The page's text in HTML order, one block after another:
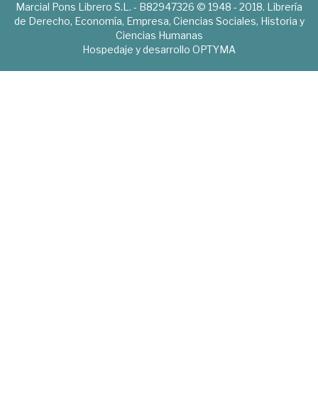
Marcial Pons Librero S.L. - B82947326 © 1948 - 2018. Librería
de Derecho, Economía, Empresa, Ciencias Sociales, Historia y
Ciencias Humanas
Hospedaje y desarrollo OPTYMA